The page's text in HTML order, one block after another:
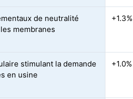
de neutralité
membranes
+1.3%
stimulant la demande
en usine
+1.0%